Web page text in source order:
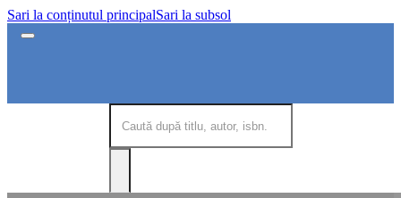
Sari la conținutul principalSari la subsol